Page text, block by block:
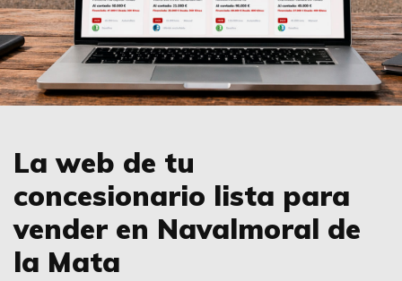
La web de tu
concesionario lista para
vender en Navalmoral de
la Mata